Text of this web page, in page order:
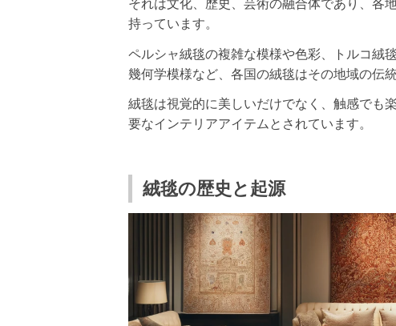
それは文化、歴史、芸術の融合体であり、各
持っています。
ペルシャ絨毯の複雑な模様や色彩、トルコ絨
幾何学模様など、各国の絨毯はその地域の伝
絨毯は視覚的に美しいだけでなく、触感でも
要なインテリアアイテムとされています。
絨毯の歴史と起源